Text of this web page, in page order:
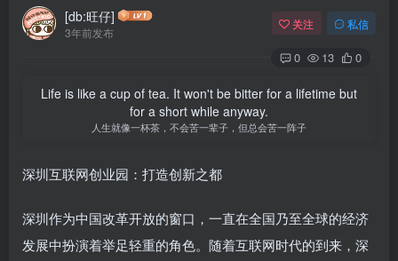
[db:旺仔]
3年前发布
关注 私信
0 13 0
Life is like a cup of tea. It won't be bitter for a lifetime but
for a short while anyway.
人生就像一杯茶，不会苦一辈子，但总会苦一阵子
深圳互联网创业园：打造创新之都
深圳作为中国改革开放的窗口，一直在全国乃至全球的经济
发展中扮演着举足轻重的角色。随着互联网时代的到来，深